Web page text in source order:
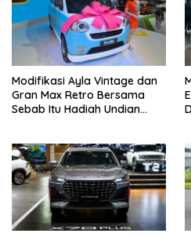
Modifikasi Ayla Vintage dan
Gran Max Retro Bersama
Sebab Itu Hadiah Undian